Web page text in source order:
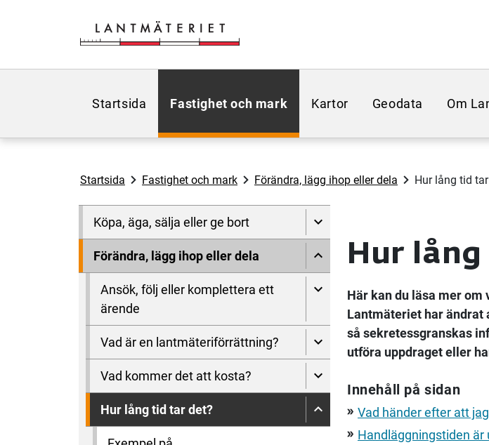
Startsida Fastighet och mark Kartor Geodata Om
Startsida Fastighet och mark Förändra, lägg ihop eller dela Hur lång tid
Köpa, äga, sälja eller ge bort
Förändra, lägg ihop eller dela
Ansök, följ eller komplettera ett
ärende
Vad är en lantmäteriförrättning?
Vad kommer det att kosta?
Hur lång tid tar det?
Hur
Här kan du läsa mer om
Lantmäteriet har ändrat
så sekretessgranskas
utföra uppdraget eller
Innehåll på sidan
double_arrow Vad händer efter att
double_arrow Handläggningstiden är